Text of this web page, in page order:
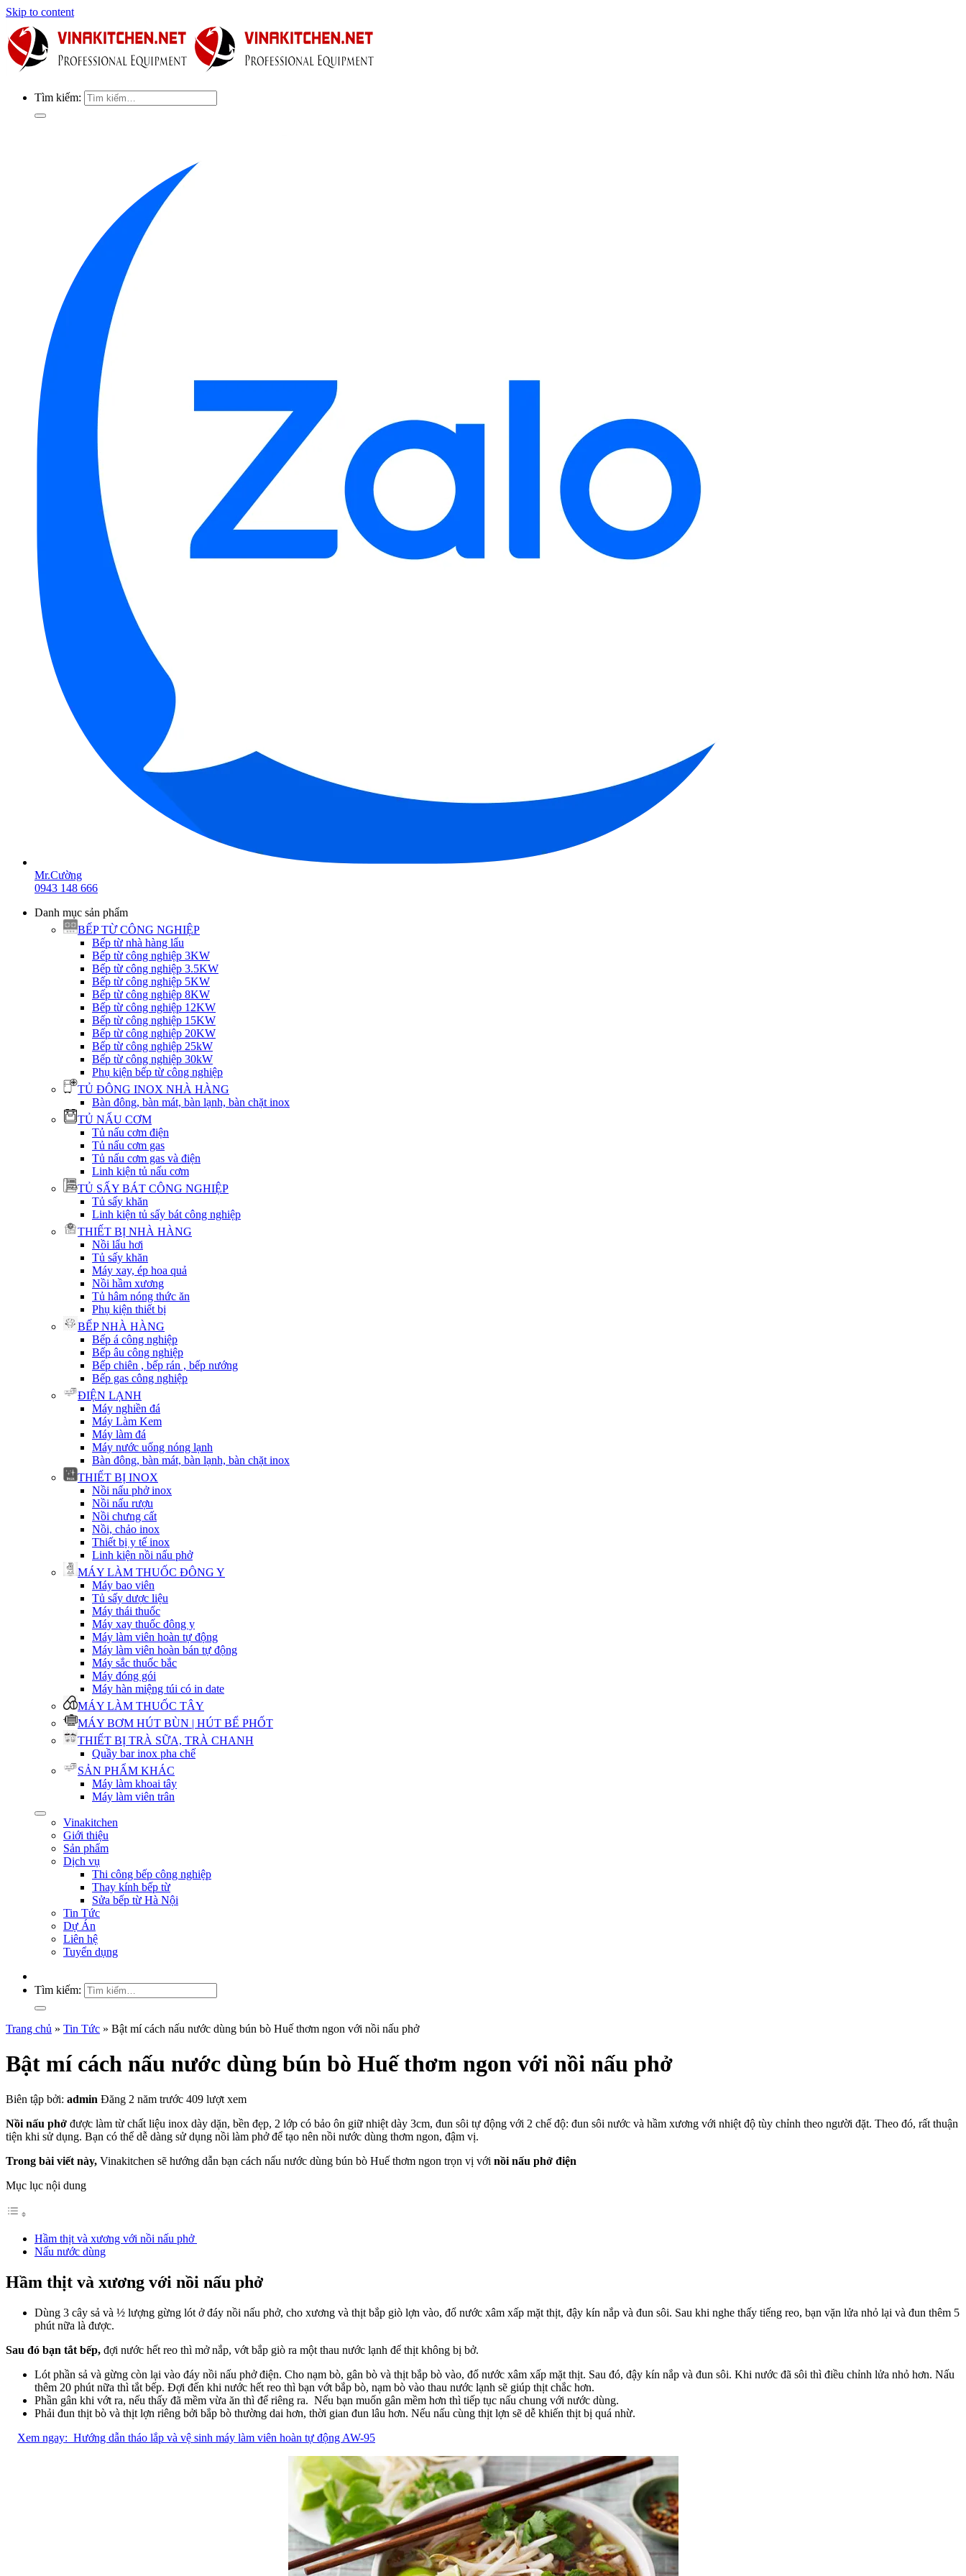
Skip to content
Tìm kiếm:
Mr.Cường
0943 148 666
Danh mục sản phẩm
BẾP TỪ CÔNG NGHIỆP
Bếp từ nhà hàng lẩu
Bếp từ công nghiệp 3KW
Bếp từ công nghiệp 3.5KW
Bếp từ công nghiệp 5KW
Bếp từ công nghiệp 8KW
Bếp từ công nghiệp 12KW
Bếp từ công nghiệp 15KW
Bếp từ công nghiệp 20KW
Bếp từ công nghiệp 25kW
Bếp từ công nghiệp 30kW
Phụ kiện bếp từ công nghiệp
TỦ ĐÔNG INOX NHÀ HÀNG
Bàn đông, bàn mát, bàn lạnh, bàn chặt inox
TỦ NẤU CƠM
Tủ nấu cơm điện
Tủ nấu cơm gas
Tủ nấu cơm gas và điện
Linh kiện tủ nấu cơm
TỦ SẤY BÁT CÔNG NGHIỆP
Tủ sấy khăn
Linh kiện tủ sấy bát công nghiệp
THIẾT BỊ NHÀ HÀNG
Nồi lẩu hơi
Tủ sấy khăn
Máy xay, ép hoa quả
Nồi hầm xương
Tủ hâm nóng thức ăn
Phụ kiện thiết bị
BẾP NHÀ HÀNG
Bếp á công nghiệp
Bếp âu công nghiệp
Bếp chiên , bếp rán , bếp nướng
Bếp gas công nghiệp
ĐIỆN LẠNH
Máy nghiền đá
Máy Làm Kem
Máy làm đá
Máy nước uống nóng lạnh
Bàn đông, bàn mát, bàn lạnh, bàn chặt inox
THIẾT BỊ INOX
Nồi nấu phở inox
Nồi nấu rượu
Nồi chưng cất
Nồi, chảo inox
Thiết bị y tế inox
Linh kiện nồi nấu phở
MÁY LÀM THUỐC ĐÔNG Y
Máy bao viên
Tủ sấy dược liệu
Máy thái thuốc
Máy xay thuốc đông y
Máy làm viên hoàn tự động
Máy làm viên hoàn bán tự động
Máy sắc thuốc bắc
Máy đóng gói
Máy hàn miệng túi có in date
MÁY LÀM THUỐC TÂY
MÁY BƠM HÚT BÙN | HÚT BỂ PHỐT
THIẾT BỊ TRÀ SỮA, TRÀ CHANH
Quầy bar inox pha chế
SẢN PHẨM KHÁC
Máy làm khoai tây
Máy làm viên trân
Vinakitchen
Giới thiệu
Sản phẩm
Dịch vụ
Thi công bếp công nghiệp
Thay kính bếp từ
Sửa bếp từ Hà Nội
Tin Tức
Dự Án
Liên hệ
Tuyển dụng
Tìm kiếm:
Trang chủ » Tin Tức » Bật mí cách nấu nước dùng bún bò Huế thơm ngon với nồi nấu phở
Bật mí cách nấu nước dùng bún bò Huế thơm ngon với nồi nấu phở
Biên tập bởi: admin Đăng 2 năm trước 409 lượt xem
Nồi nấu phở được làm từ chất liệu inox dày dặn, bền đẹp, 2 lớp có bảo ôn giữ nhiệt dày 3cm, đun sôi tự động với 2 chế độ: đun sôi nước và hầm xương với nhiệt độ tùy chỉnh theo người đặt. Theo đó, rất thuận
tiện khi sử dụng. Bạn có thể dễ dàng sử dụng nồi làm phở để tạo nên nồi nước dùng thơm ngon, đậm vị.
Trong bài viết này, Vinakitchen sẽ hướng dẫn bạn cách nấu nước dùng bún bò Huế thơm ngon trọn vị với nồi nấu phở điện
Mục lục nội dung
Hầm thịt và xương với nồi nấu phở
Nấu nước dùng
Hầm thịt và xương với nồi nấu phở
Dùng 3 cây sả và ½ lượng gừng lót ở đáy nồi nấu phở, cho xương và thịt bắp giò lợn vào, đổ nước xâm xấp mặt thịt, đậy kín nắp và đun sôi. Sau khi nghe thấy tiếng reo, bạn vặn lửa nhỏ lại và đun thêm 5
phút nữa là được.
Sau đó bạn tắt bếp, đợi nước hết reo thì mở nắp, vớt bắp giò ra một thau nước lạnh để thịt không bị bở.
Lót phần sả và gừng còn lại vào đáy nồi nấu phở điện. Cho nạm bò, gân bò và thịt bắp bò vào, đổ nước xâm xấp mặt thịt. Sau đó, đậy kín nắp và đun sôi. Khi nước đã sôi thì điều chỉnh lửa nhỏ hơn. Nấu
thêm 20 phút nữa thì tắt bếp. Đợi đến khi nước hết reo thì bạn vớt bắp bò, nạm bò vào thau nước lạnh sẽ giúp thịt chắc hơn.
Phần gân khi vớt ra, nếu thấy đã mềm vừa ăn thì để riêng ra. Nếu bạn muốn gân mềm hơn thì tiếp tục nấu chung với nước dùng.
Phải đun thịt bò và thịt lợn riêng bởi bắp bò thường dai hơn, thời gian đun lâu hơn. Nếu nấu cùng thịt lợn sẽ dễ khiến thịt bị quá nhừ.
Xem ngay: Hướng dẫn tháo lắp và vệ sinh máy làm viên hoàn tự động AW-95